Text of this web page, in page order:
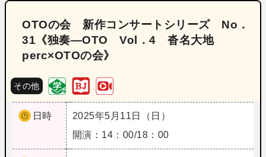
OTOの会 新作コンサートシリーズ No．
31《独奏―OTO Vol．4 沓名大地
perc×OTOの会》
その他
日時
2025年5月11日（日）
開演：14：00/18：00